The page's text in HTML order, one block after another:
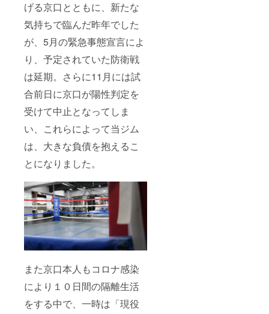
げる京口とともに、新たな
気持ちで臨んだ昨年でした
が、5月の緊急事態宣言によ
り、予定されていた防衛戦
は延期。さらに11月には試
合前日に京口が陽性判定を
受けて中止となってしま
い、これらによって当ジム
は、大きな負債を抱えるこ
とになりました。
また京口本人もコロナ感染
により１０日間の隔離生活
をする中で、一時は「現役